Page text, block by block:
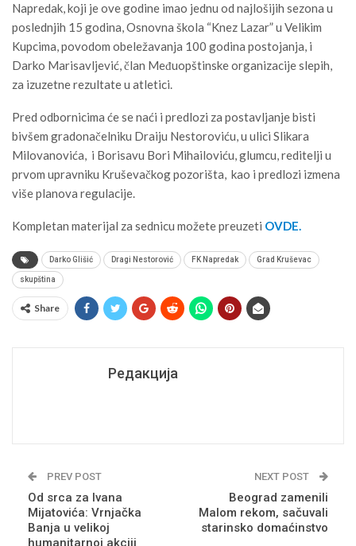
Napredak, koji je ove godine imao jednu od najlošijih sezona u
poslednjih 15 godina, Osnovna škola “Knez Lazar” u Velikim
Kupcima, povodom obeležavanja 100 godina postojanja, i
Darko Marisavljević, član Međuopštinske organizacije slepih,
za izuzetne rezultate u atletici.
Pred odbornicima će se naći i predlozi za postavljanje bisti
bivšem gradonačelniku Draiju Nestoroviću, u ulici Slikara
Milovanovića, i Borisavu Bori Mihailoviću, glumcu, reditelji u
prvom upravniku Kruševačkog pozorišta, kao i predlozi izmena
više planova regulacije.
Kompletan materijal za sednicu možete preuzeti OVDE.
Darko Glišić Dragi Nestorović FK Napredak Grad Kruševac
skupština
Share
Редакција
PREV POST
Od srca za Ivana
Mijatovića: Vrnjačka
Banja u velikoj
humanitarnoj akciji
NEXT POST
Beograd zamenili
Malom rekom, sačuvali
starinsko domaćinstvo